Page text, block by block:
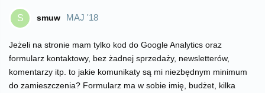
S smuw MAJ '18
Jeżeli na stronie mam tylko kod do Google Analytics oraz
formularz kontaktowy, bez żadnej sprzedaży, newsletterów,
komentarzy itp. to jakie komunikaty są mi niezbędnym minimum
do zamieszczenia? Formularz ma w sobie imię, budżet, kilka